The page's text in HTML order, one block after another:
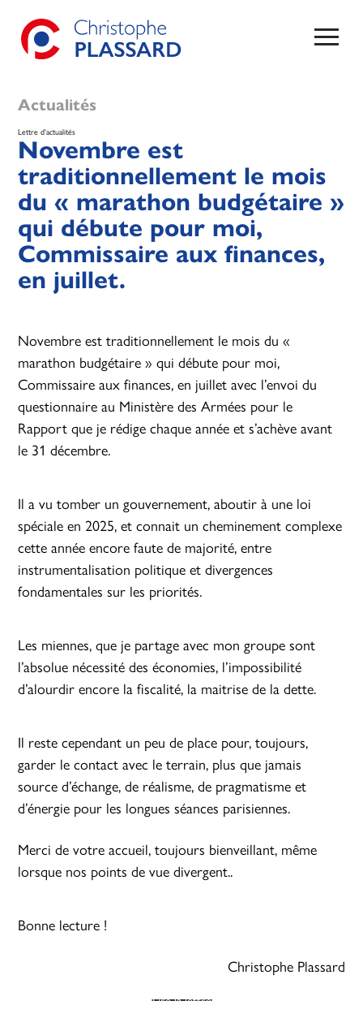
Actualités
Lettre d'actualités
Novembre est
traditionnellement le mois
du « marathon budgétaire »
qui débute pour moi,
Commissaire aux finances,
en juillet.
Novembre est traditionnellement le mois du «
marathon budgétaire » qui débute pour moi,
Commissaire aux finances, en juillet avec l’envoi du
questionnaire au Ministère des Armées pour le
Rapport que je rédige chaque année et s’achève avant
le 31 décembre.
Il a vu tomber un gouvernement, aboutir à une loi
spéciale en 2025, et connait un cheminement complexe
cette année encore faute de majorité, entre
instrumentalisation politique et divergences
fondamentales sur les priorités.
Les miennes, que je partage avec mon groupe sont
l’absolue nécessité des économies, l’impossibilité
d’alourdir encore la fiscalité, la maitrise de la dette.
Il reste cependant un peu de place pour, toujours,
garder le contact avec le terrain, plus que jamais
source d’échange, de réalisme, de pragmatisme et
d’énergie pour les longues séances parisiennes.
Merci de votre accueil, toujours bienveillant, même
lorsque nos points de vue divergent..
Bonne lecture !
Christophe Plassard
Lire la lettre